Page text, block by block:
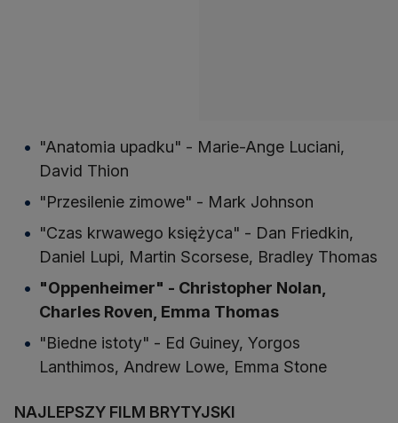
"Anatomia upadku" - Marie-Ange Luciani,
David Thion
"Przesilenie zimowe" - Mark Johnson
"Czas krwawego księżyca" - Dan Friedkin,
Daniel Lupi, Martin Scorsese, Bradley Thomas
"Oppenheimer" - Christopher Nolan,
Charles Roven, Emma Thomas
"Biedne istoty" - Ed Guiney, Yorgos
Lanthimos, Andrew Lowe, Emma Stone
NAJLEPSZY FILM BRYTYJSKI